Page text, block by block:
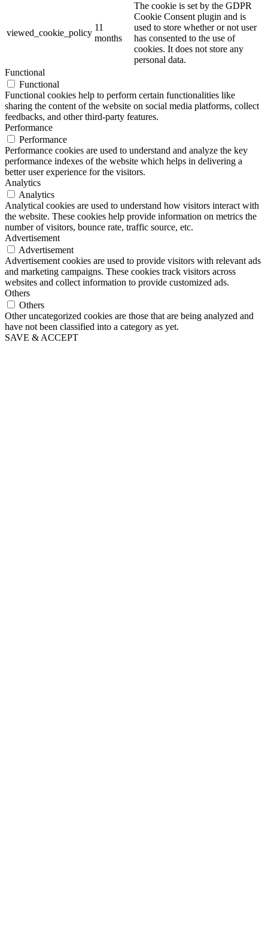
viewed_cookie_policy
11
months
The cookie is set by the GDPR
Cookie Consent plugin and is
used to store whether or not user
has consented to the use of
cookies. It does not store any
personal data.
Functional
Functional
Functional cookies help to perform certain functionalities like
sharing the content of the website on social media platforms, collect
feedbacks, and other third-party features.
Performance
Performance
Performance cookies are used to understand and analyze the key
performance indexes of the website which helps in delivering a
better user experience for the visitors.
Analytics
Analytics
Analytical cookies are used to understand how visitors interact with
the website. These cookies help provide information on metrics the
number of visitors, bounce rate, traffic source, etc.
Advertisement
Advertisement
Advertisement cookies are used to provide visitors with relevant ads
and marketing campaigns. These cookies track visitors across
websites and collect information to provide customized ads.
Others
Others
Other uncategorized cookies are those that are being analyzed and
have not been classified into a category as yet.
SAVE & ACCEPT